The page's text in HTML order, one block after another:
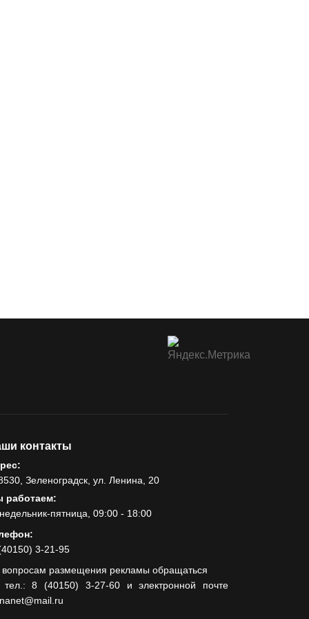
контакты
Зеленоградск, ул. Ленина, 20
работаем:
пятница, 09:00 - 18:00
3-21-95
размещения рекламы обращаться
тел.: 8 (40150) 3-27-60 и электронной почте